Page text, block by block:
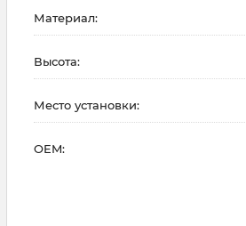
Материал:
Высота:
Место установки:
OEM: